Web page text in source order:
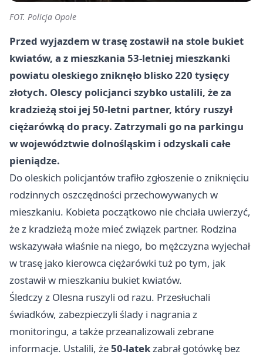
FOT. Policja Opole
Przed wyjazdem w trasę zostawił na stole bukiet
kwiatów, a z mieszkania 53-letniej mieszkanki
powiatu oleskiego zniknęło blisko 220 tysięcy
złotych. Olescy policjanci szybko ustalili, że za
kradzieżą stoi jej 50-letni partner, który ruszył
ciężarówką do pracy. Zatrzymali go na parkingu
w województwie dolnośląskim i odzyskali całe
pieniądze.
Do oleskich policjantów trafiło zgłoszenie o zniknięciu
rodzinnych oszczędności przechowywanych w
mieszkaniu. Kobieta początkowo nie chciała uwierzyć,
że z kradzieżą może mieć związek partner. Rodzina
wskazywała właśnie na niego, bo mężczyzna wyjechał
w trasę jako kierowca ciężarówki tuż po tym, jak
zostawił w mieszkaniu bukiet kwiatów.
Śledczy z Olesna ruszyli od razu. Przesłuchali
świadków, zabezpieczyli ślady i nagrania z
monitoringu, a także przeanalizowali zebrane
informacje. Ustalili, że50-latekzabrał gotówkę bez